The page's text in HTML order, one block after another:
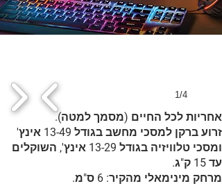
1/4
אחריות לכל החיים (מסמך למטה).
זרוע ברקן למסכי מחשב בגודל 13-49 אינץ'
ומסכי טלוויזיה בגודל 13-29 אינץ', השוקלים
עד 15 ק"ג.
מרחק מינימאלי מהקיר: 6 ס"מ.